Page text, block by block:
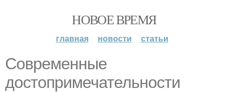
НОВОЕ ВРЕМЯ
главная новости статьи
Современные
достопримечательности